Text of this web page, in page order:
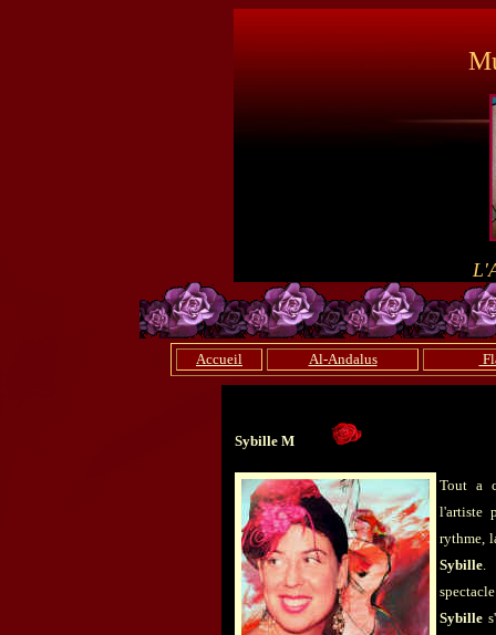
Accueil Al-Andalus
Sybille M
Tout a
l'artiste
rythme,
Sybille.
Sybille